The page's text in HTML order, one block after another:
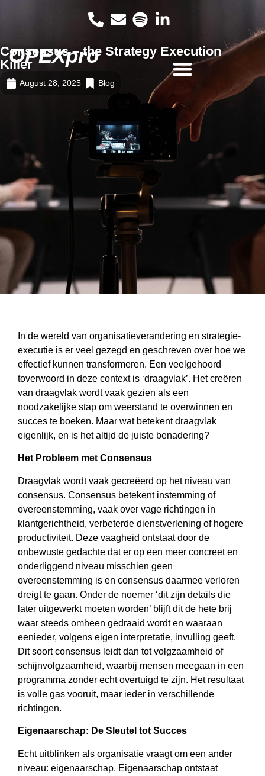
OPEXpro
Consensus – the Strategy Execution
Killer
August 28, 2025 Blog
In de wereld van organisatieverandering en strategie-
executie is er veel gezegd en geschreven over hoe we
effectief kunnen transformeren. Een veelgehoord
toverwoord in deze context is ‘draagvlak’. Het creëren
van draagvlak wordt vaak gezien als een
noodzakelijke stap om weerstand te overwinnen en
succes te boeken. Maar wat betekent draagvlak
eigenlijk, en is het altijd de juiste benadering?
Het Probleem met Consensus
Draagvlak wordt vaak gecreëerd op het niveau van
consensus. Consensus betekent instemming of
overeenstemming, vaak over vage richtingen in
klantgerichtheid, verbeterde dienstverlening of hogere
productiviteit. Deze vaagheid ontstaat door de
onbewuste gedachte dat er op een meer concreet en
onderliggend niveau misschien geen
overeenstemming is en consensus daarmee verloren
dreigt te gaan. Onder de noemer ‘dit zijn details die
later uitgewerkt moeten worden’ blijft dit de hete brij
waar steeds omheen gedraaid wordt en waaraan
eenieder, volgens eigen interpretatie, invulling geeft.
Dit soort consensus leidt dan tot volgzaamheid of
schijnvolgzaamheid, waarbij mensen meegaan in een
programma zonder echt overtuigd te zijn. Het resultaat
is volle gas vooruit, maar ieder in verschillende
richtingen.
Eigenaarschap: De Sleutel tot Succes
Echt uitblinken als organisatie vraagt om een ander
niveau: eigenaarschap. Eigenaarschap ontstaat